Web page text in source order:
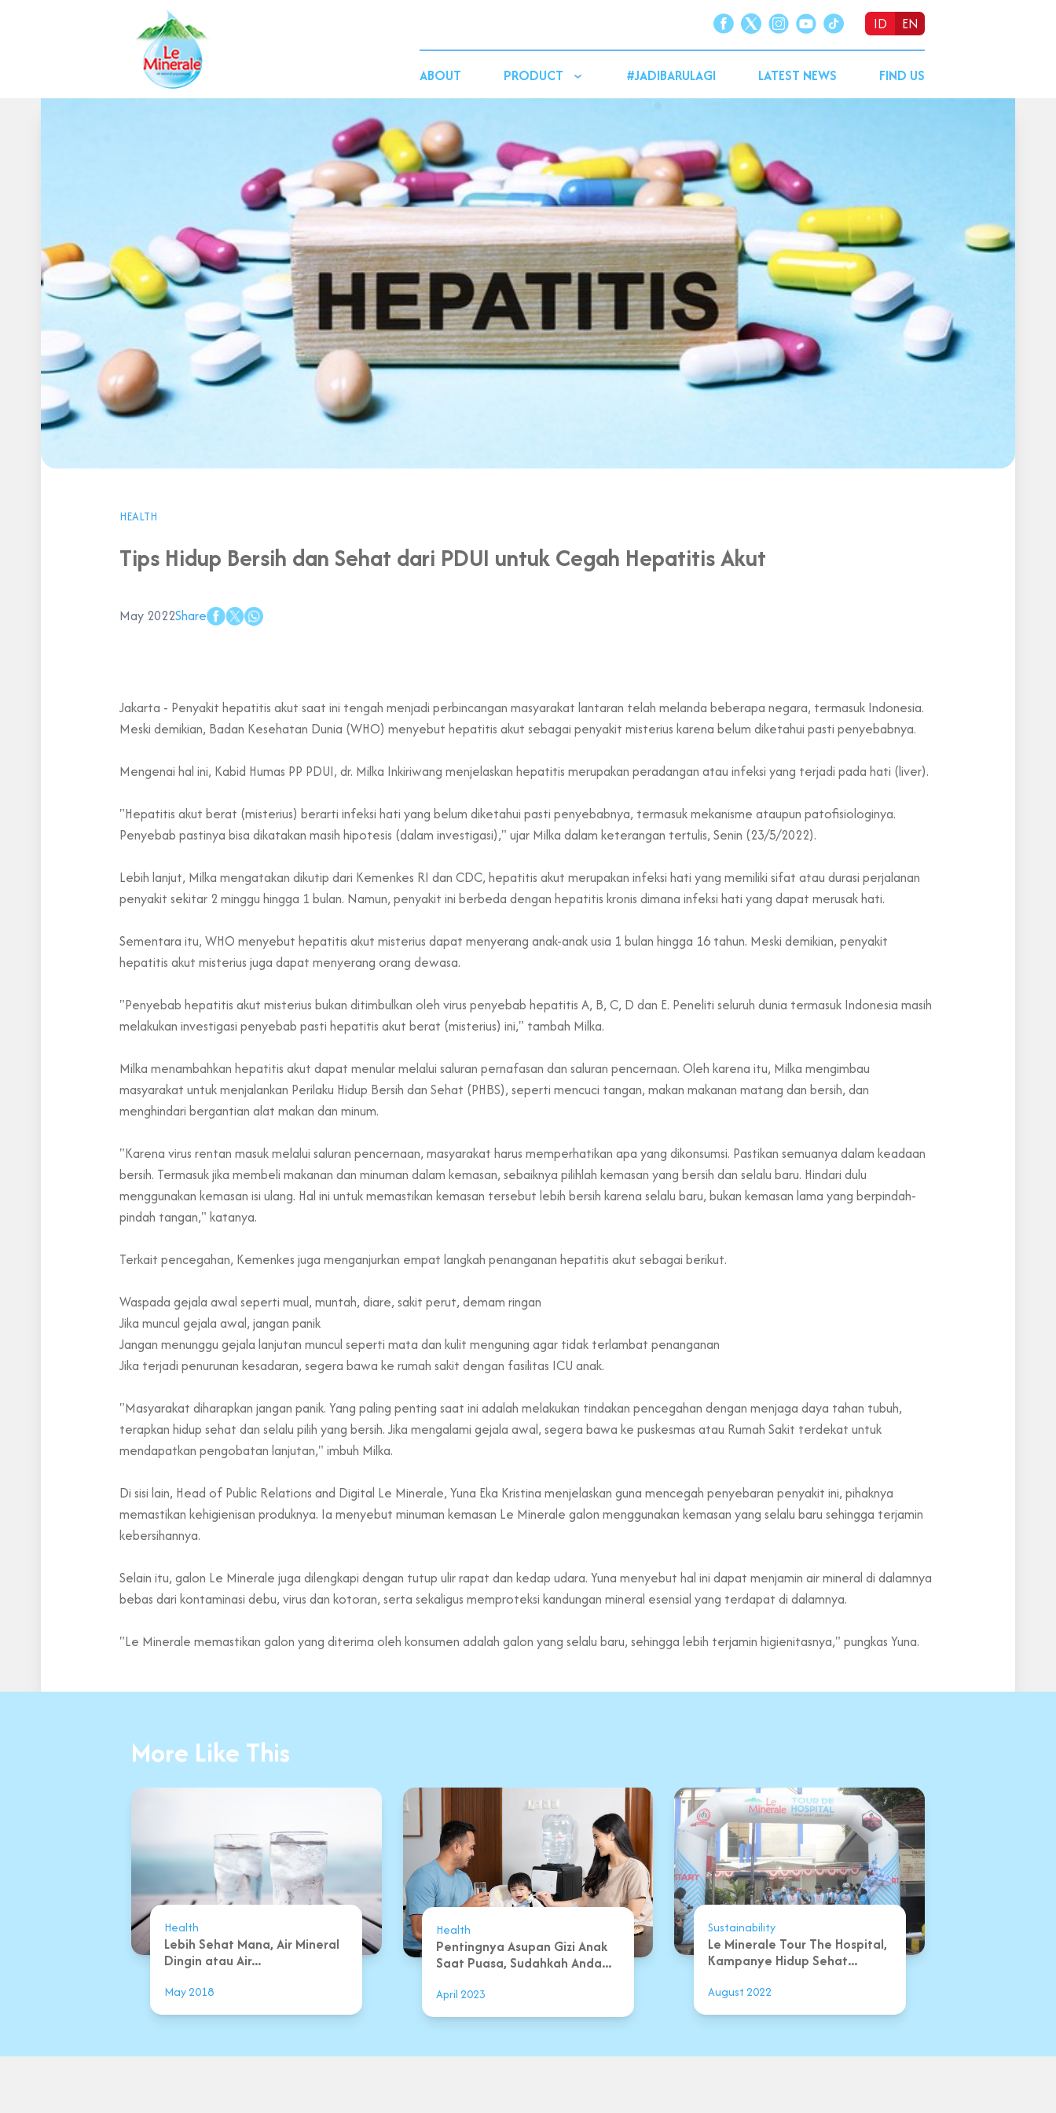
ID EN
ABOUT PRODUCT #JADIBARULAGI LATEST NEWS FIND US
HEALTH
Tips Hidup Bersih dan Sehat dari PDUI untuk Cegah Hepatitis Akut
May 2022Share
Jakarta - Penyakit hepatitis akut saat ini tengah menjadi perbincangan masyarakat lantaran telah melanda beberapa negara, termasuk Indonesia.
Meski demikian, Badan Kesehatan Dunia (WHO) menyebut hepatitis akut sebagai penyakit misterius karena belum diketahui pasti penyebabnya.
Mengenai hal ini, Kabid Humas PP PDUI, dr. Milka Inkiriwang menjelaskan hepatitis merupakan peradangan atau infeksi yang terjadi pada hati (liver).
"Hepatitis akut berat (misterius) berarti infeksi hati yang belum diketahui pasti penyebabnya, termasuk mekanisme ataupun patofisiologinya.
Penyebab pastinya bisa dikatakan masih hipotesis (dalam investigasi)," ujar Milka dalam keterangan tertulis, Senin (23/5/2022).
Lebih lanjut, Milka mengatakan dikutip dari Kemenkes RI dan CDC, hepatitis akut merupakan infeksi hati yang memiliki sifat atau durasi perjalanan
penyakit sekitar 2 minggu hingga 1 bulan. Namun, penyakit ini berbeda dengan hepatitis kronis dimana infeksi hati yang dapat merusak hati.
Sementara itu, WHO menyebut hepatitis akut misterius dapat menyerang anak-anak usia 1 bulan hingga 16 tahun. Meski demikian, penyakit
hepatitis akut misterius juga dapat menyerang orang dewasa.
"Penyebab hepatitis akut misterius bukan ditimbulkan oleh virus penyebab hepatitis A, B, C, D dan E. Peneliti seluruh dunia termasuk Indonesia masih
melakukan investigasi penyebab pasti hepatitis akut berat (misterius) ini," tambah Milka.
Milka menambahkan hepatitis akut dapat menular melalui saluran pernafasan dan saluran pencernaan. Oleh karena itu, Milka mengimbau
masyarakat untuk menjalankan Perilaku Hidup Bersih dan Sehat (PHBS), seperti mencuci tangan, makan makanan matang dan bersih, dan
menghindari bergantian alat makan dan minum.
"Karena virus rentan masuk melalui saluran pencernaan, masyarakat harus memperhatikan apa yang dikonsumsi. Pastikan semuanya dalam keadaan
bersih. Termasuk jika membeli makanan dan minuman dalam kemasan, sebaiknya pilihlah kemasan yang bersih dan selalu baru. Hindari dulu
menggunakan kemasan isi ulang. Hal ini untuk memastikan kemasan tersebut lebih bersih karena selalu baru, bukan kemasan lama yang berpindah-
pindah tangan," katanya.
Terkait pencegahan, Kemenkes juga menganjurkan empat langkah penanganan hepatitis akut sebagai berikut.
Waspada gejala awal seperti mual, muntah, diare, sakit perut, demam ringan
Jika muncul gejala awal, jangan panik
Jangan menunggu gejala lanjutan muncul seperti mata dan kulit menguning agar tidak terlambat penanganan
Jika terjadi penurunan kesadaran, segera bawa ke rumah sakit dengan fasilitas ICU anak.
"Masyarakat diharapkan jangan panik. Yang paling penting saat ini adalah melakukan tindakan pencegahan dengan menjaga daya tahan tubuh,
terapkan hidup sehat dan selalu pilih yang bersih. Jika mengalami gejala awal, segera bawa ke puskesmas atau Rumah Sakit terdekat untuk
mendapatkan pengobatan lanjutan," imbuh Milka.
Di sisi lain, Head of Public Relations and Digital Le Minerale, Yuna Eka Kristina menjelaskan guna mencegah penyebaran penyakit ini, pihaknya
memastikan kehigienisan produknya. Ia menyebut minuman kemasan Le Minerale galon menggunakan kemasan yang selalu baru sehingga terjamin
kebersihannya.
Selain itu, galon Le Minerale juga dilengkapi dengan tutup ulir rapat dan kedap udara. Yuna menyebut hal ini dapat menjamin air mineral di dalamnya
bebas dari kontaminasi debu, virus dan kotoran, serta sekaligus memproteksi kandungan mineral esensial yang terdapat di dalamnya.
"Le Minerale memastikan galon yang diterima oleh konsumen adalah galon yang selalu baru, sehingga lebih terjamin higienitasnya," pungkas Yuna.
More Like This
Health
Lebih Sehat Mana, Air Mineral
Dingin atau Air...
May 2018
Health
Pentingnya Asupan Gizi Anak
Saat Puasa, Sudahkah Anda...
April 2023
Sustainability
Le Minerale Tour The Hospital,
Kampanye Hidup Sehat...
August 2022